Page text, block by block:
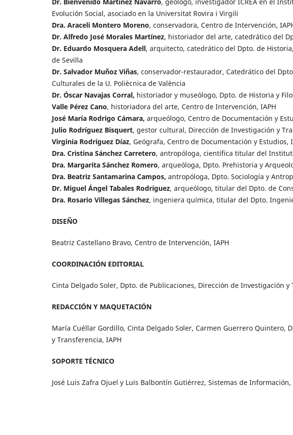
Evolución Social, asociado en la Universitat Rovira i Virgili
Dra. Araceli Montero Moreno, conservadora, Centro de Intervención,
Dr. Alfredo José Morales Martínez, historiador del arte, catedrático del
Dr. Eduardo Mosquera Adell, arquitecto, catedrático del Dpto. de
de Sevilla
Dr. Salvador Muñoz Viñas, conservador-restaurador, Catedrático del
Culturales de la U. Poliècnica de València
Dr. Óscar Navajas Corral, historiador y museólogo, Dpto. de Historia y
Valle Pérez Cano, historiadora del arte, Centro de Intervención, IAPH
José María Rodrigo Cámara, arqueólogo, Centro de Documentación y
Julio Rodríguez Bisquert, gestor cultural, Dirección de Investigación y
Virginia Rodríguez Díaz, Geógrafa, Centro de Documentación y Estudios,
Dra. Cristina Sánchez Carretero, antropóloga, científica titular del
Dra. Margarita Sánchez Romero, arqueóloga, Dpto. Prehistoria y
Dra. Beatriz Santamarina Campos, antropóloga, Dpto. Sociología y
Dr. Miguel Ángel Tabales Rodríguez, arqueólogo, titular del Dpto. de
Dra. Rosario Villegas Sánchez, ingeniera química, titular del Dpto.
DISEÑO
Beatriz Castellano Bravo, Centro de Intervención, IAPH
COORDINACIÓN EDITORIAL
Cinta Delgado Soler, Dpto. de Publicaciones, Dirección de Investigación y
REDACCIÓN Y MAQUETACIÓN
María Cuéllar Gordillo, Cinta Delgado Soler, Carmen Guerrero Quintero,
y Transferencia, IAPH
SOPORTE TÉCNICO
José Luis Zafra Ojuel y Luis Balbontín Gutiérrez, Sistemas de Información,